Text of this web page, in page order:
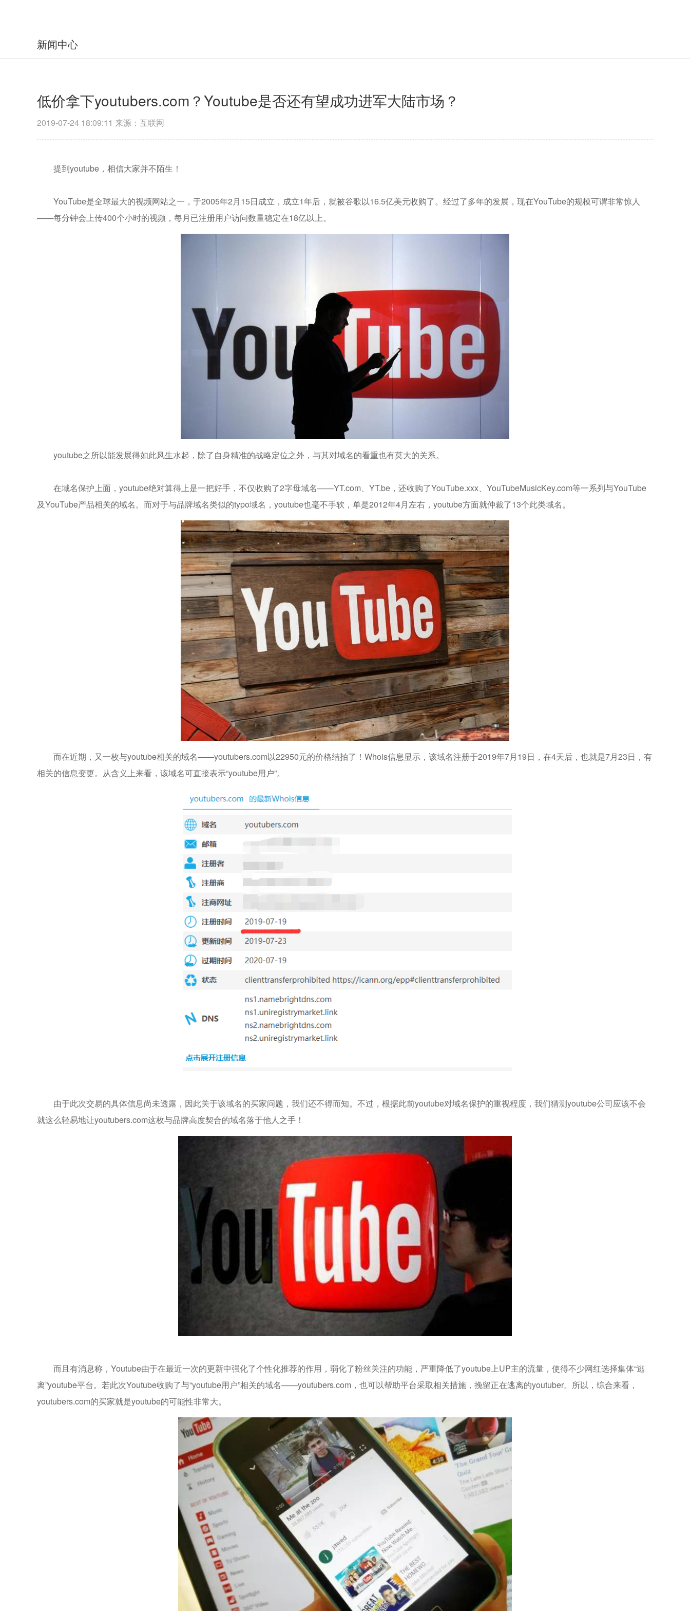
新闻中心
低价拿下youtubers.com？Youtube是否还有望成功进军大陆市场？
2019-07-24 18:09:11 来源：互联网
提到youtube，相信大家并不陌生！
YouTube是全球最大的视频网站之一，于2005年2月15日成立，成立1年后，就被谷歌以16.5亿美元收购了。经过了多年的发展，现在YouTube的规模可谓非常惊人
——每分钟会上传400个小时的视频，每月已注册用户访问数量稳定在18亿以上。
youtube之所以能发展得如此风生水起，除了自身精准的战略定位之外，与其对域名的看重也有莫大的关系。
在域名保护上面，youtube绝对算得上是一把好手，不仅收购了2字母域名——YT.com、YT.be，还收购了YouTube.xxx、YouTubeMusicKey.com等一系列与YouTube
及YouTube产品相关的域名。而对于与品牌域名类似的typo域名，youtube也毫不手软，单是2012年4月左右，youtube方面就仲裁了13个此类域名。
而在近期，又一枚与youtube相关的域名——youtubers.com以22950元的价格结拍了！Whois信息显示，该域名注册于2019年7月19日，在4天后，也就是7月23日，有
相关的信息变更。从含义上来看，该域名可直接表示“youtube用户”。
由于此次交易的具体信息尚未透露，因此关于该域名的买家问题，我们还不得而知。不过，根据此前youtube对域名保护的重视程度，我们猜测youtube公司应该不会
就这么轻易地让youtubers.com这枚与品牌高度契合的域名落于他人之手！
而且有消息称，Youtube由于在最近一次的更新中强化了个性化推荐的作用，弱化了粉丝关注的功能，严重降低了youtube上UP主的流量，使得不少网红选择集体“逃
离”youtube平台。若此次Youtube收购了与“youtube用户”相关的域名——youtubers.com，也可以帮助平台采取相关措施，挽留正在逃离的youtuber。所以，综合来看，
youtubers.com的买家就是youtube的可能性非常大。